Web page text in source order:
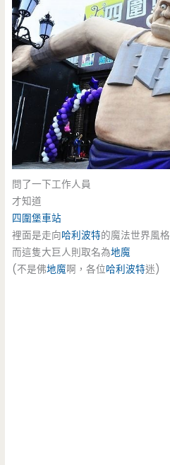
問了一下工作人員
才知道
四圍堡車站
裡面是走向哈利波特的魔法世界風格
而這隻大巨人則取名為地魔
(不是佛地魔啊，各位哈利波特迷)